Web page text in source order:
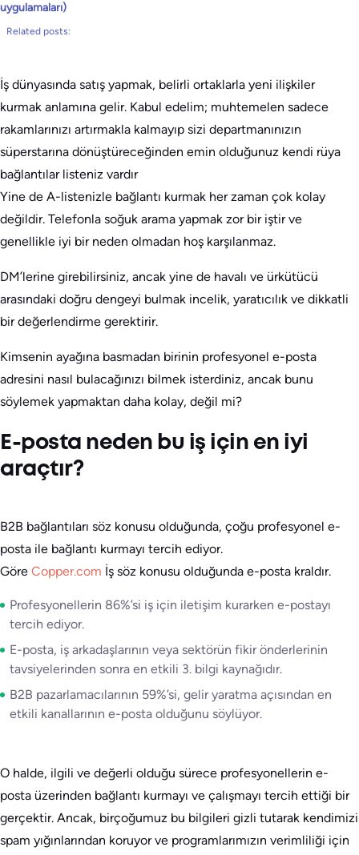
uygulamaları)
Related posts:
İş dünyasında satış yapmak, belirli ortaklarla yeni ilişkiler
kurmak anlamına gelir. Kabul edelim; muhtemelen sadece
rakamlarınızı artırmakla kalmayıp sizi departmanınızın
süperstarına dönüştüreceğinden emin olduğunuz kendi rüya
bağlantılar listeniz vardır
Yine de A-listenizle bağlantı kurmak her zaman çok kolay
değildir. Telefonla soğuk arama yapmak zor bir iştir ve
genellikle iyi bir neden olmadan hoş karşılanmaz.
DM’lerine girebilirsiniz, ancak yine de havalı ve ürkütücü
arasındaki doğru dengeyi bulmak incelik, yaratıcılık ve dikkatli
bir değerlendirme gerektirir.
Kimsenin ayağına basmadan birinin profesyonel e-posta
adresini nasıl bulacağınızı bilmek isterdiniz, ancak bunu
söylemek yapmaktan daha kolay, değil mi?
E-posta neden bu iş için en iyi
araçtır?
B2B bağlantıları söz konusu olduğunda, çoğu profesyonel e-
posta ile bağlantı kurmayı tercih ediyor.
Göre Copper.com İş söz konusu olduğunda e-posta kraldır.
Profesyonellerin 86%’si iş için iletişim kurarken e-postayı
tercih ediyor.
E-posta, iş arkadaşlarının veya sektörün fikir önderlerinin
tavsiyelerinden sonra en etkili 3. bilgi kaynağıdır.
B2B pazarlamacılarının 59%’si, gelir yaratma açısından en
etkili kanallarının e-posta olduğunu söylüyor.
O halde, ilgili ve değerli olduğu sürece profesyonellerin e-
posta üzerinden bağlantı kurmayı ve çalışmayı tercih ettiği bir
gerçektir. Ancak, birçoğumuz bu bilgileri gizli tutarak kendimizi
spam yığınlarından koruyor ve programlarımızın verimliliği için